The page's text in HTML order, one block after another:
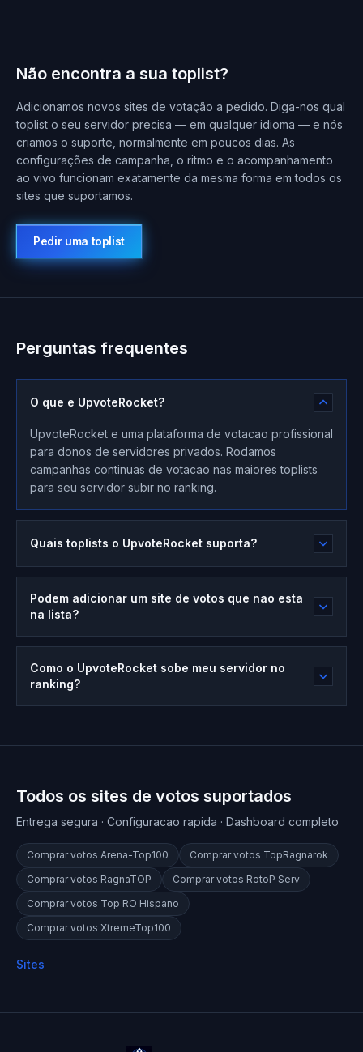
Não encontra a sua toplist?
Adicionamos novos sites de votação a pedido. Diga-nos qual
toplist o seu servidor precisa — em qualquer idioma — e nós
criamos o suporte, normalmente em poucos dias. As
configurações de campanha, o ritmo e o acompanhamento
ao vivo funcionam exatamente da mesma forma em todos os
sites que suportamos.
Pedir uma toplist
Perguntas frequentes
O que e UpvoteRocket?
UpvoteRocket e uma plataforma de votacao profissional
para donos de servidores privados. Rodamos
campanhas continuas de votacao nas maiores toplists
para seu servidor subir no ranking.
Quais toplists o UpvoteRocket suporta?
Podem adicionar um site de votos que nao esta
na lista?
Como o UpvoteRocket sobe meu servidor no
ranking?
Todos os sites de votos suportados
Entrega segura · Configuracao rapida · Dashboard completo
Comprar votos Arena-Top100 Comprar votos TopRagnarok
Comprar votos RagnaTOP Comprar votos RotoP Serv
Comprar votos Top RO Hispano
Comprar votos XtremeTop100
Sites